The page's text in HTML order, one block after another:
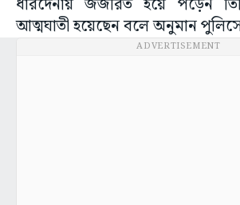
আত্মঘাতী হয়েছেন বলে অনুমান
ADVERTISEMENT